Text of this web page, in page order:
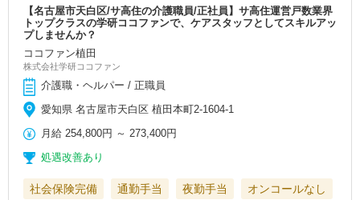
【名古屋市天白区/サ高住の介護職員/正社員】サ高住運営戸数業界
トップクラスの学研ココファンで、ケアスタッフとしてスキルアッ
プしませんか？
ココファン植田
株式会社学研ココファン
介護職・ヘルパー / 正職員
愛知県 名古屋市天白区 植田本町2-1604-1
月給 254,800円 ～ 273,400円
処遇改善あり
社会保険完備 通勤手当 夜勤手当 オンコールなし